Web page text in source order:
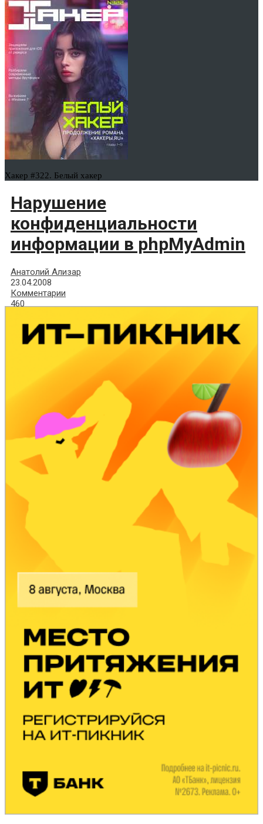
Хакер #322. Белый хакер
Нарушение
конфиденциальности
информации в phpMyAdmin
Анатолий Ализар
23.04.2008
Комментарии
460